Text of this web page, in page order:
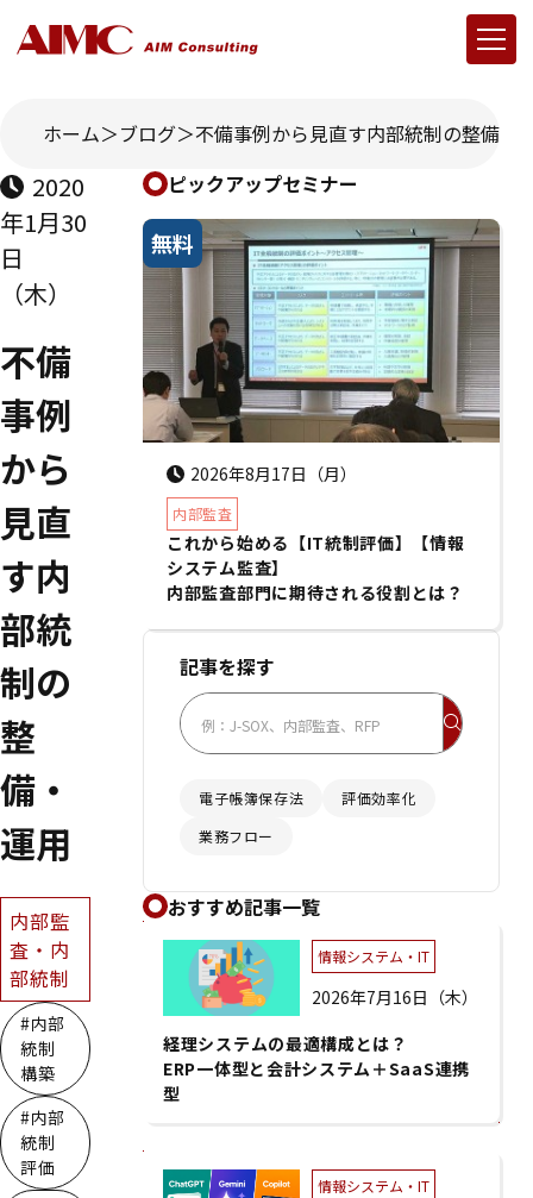
ホーム ブログ 不備事例から見直す内部統制の整備・
2020
年1月30
日
（木）
不備
事例
から
見直
す内
部統
制の
整
備・
運用
内部監
査・内
部統制
#内部
統制
構築
#内部
統制
評価
ピックアップセミナー
無料
2026年8月17日（月）
内部監査
これから始める【IT統制評価】【情報
システム監査】
内部監査部門に期待される役割とは？
記事を探す
電子帳簿保存法
評価効率化
業務フロー
おすすめ記事一覧
情報システム・IT
2026年7月16日（木）
経理システムの最適構成とは？
ERP一体型と会計システム＋SaaS連携
型
情報システム・IT